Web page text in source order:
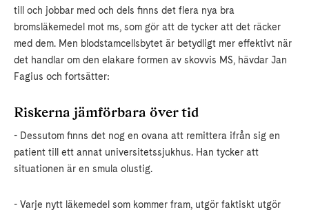
till och jobbar med och dels finns det flera nya bra
bromsläkemedel mot ms, som gör att de tycker att det räcker
med dem. Men blodstamcellsbytet är betydligt mer effektivt när
det handlar om den elakare formen av skovvis MS, hävdar Jan
Fagius och fortsätter:
Riskerna jämförbara över tid
- Dessutom finns det nog en ovana att remittera ifrån sig en
patient till ett annat universitetssjukhus. Han tycker att
situationen är en smula olustig.
- Varje nytt läkemedel som kommer fram, utgör faktiskt utgör